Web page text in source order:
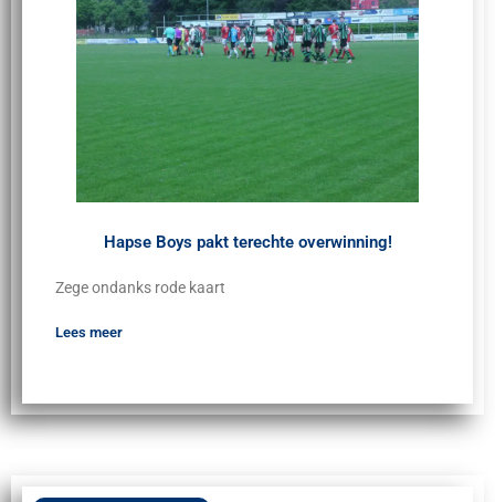
Hapse Boys pakt terechte overwinning!
Zege ondanks rode kaart
Lees meer